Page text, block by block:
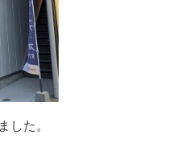
た。